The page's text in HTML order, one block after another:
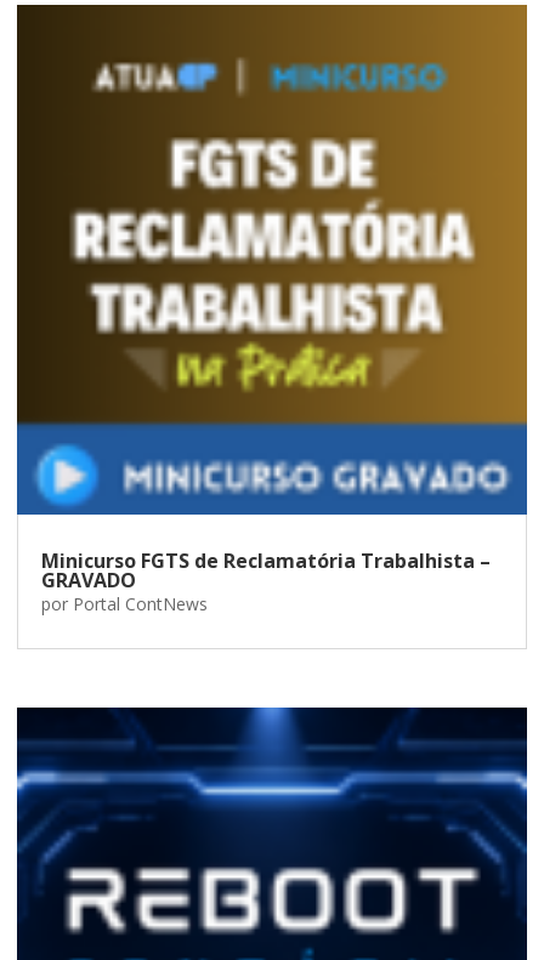
Minicurso FGTS de Reclamatória Trabalhista –
GRAVADO
por Portal ContNews